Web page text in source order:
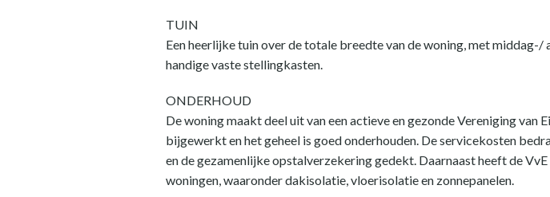
TUIN
Een heerlijke tuin over de totale breedte van de woning, met
handige vaste stellingkasten.
ONDERHOUD
De woning maakt deel uit van een actieve en gezonde Vereniging van
bijgewerkt en het geheel is goed onderhouden. De servicekosten
en de gezamenlijke opstalverzekering gedekt. Daarnaast heeft de
woningen, waaronder dakisolatie, vloerisolatie en zonnepanelen.